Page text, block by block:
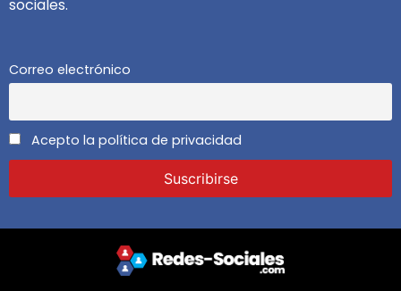
sociales.
Correo electrónico
Acepto la política de privacidad